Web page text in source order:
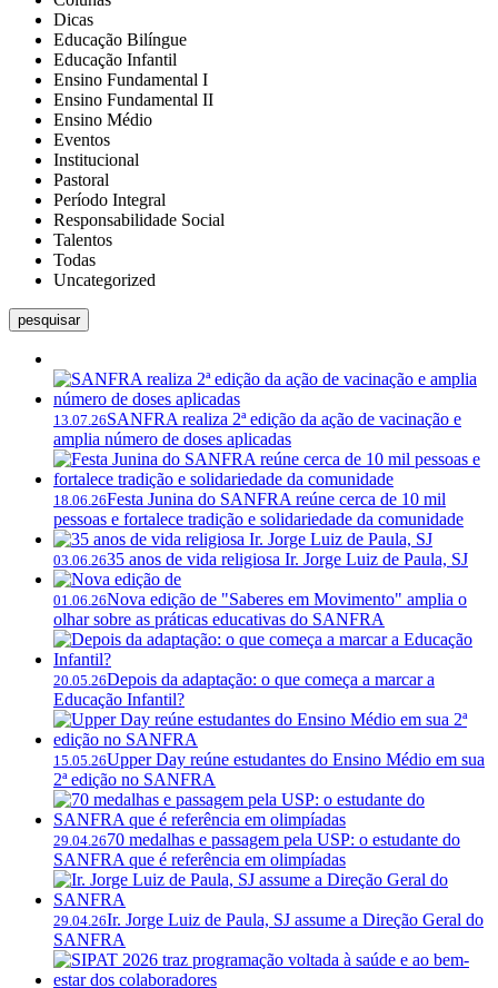
Dicas
Educação Bilíngue
Educação Infantil
Ensino Fundamental I
Ensino Fundamental II
Ensino Médio
Eventos
Institucional
Pastoral
Período Integral
Responsabilidade Social
Talentos
Todas
Uncategorized
pesquisar
13.07.26SANFRA realiza 2ª edição da ação de vacinação e
amplia número de doses aplicadas
18.06.26Festa Junina do SANFRA reúne cerca de 10 mil
pessoas e fortalece tradição e solidariedade da comunidade
03.06.2635 anos de vida religiosa Ir. Jorge Luiz de Paula, SJ
01.06.26Nova edição de "Saberes em Movimento" amplia o
olhar sobre as práticas educativas do SANFRA
20.05.26Depois da adaptação: o que começa a marcar a
Educação Infantil?
15.05.26Upper Day reúne estudantes do Ensino Médio em sua
2ª edição no SANFRA
29.04.2670 medalhas e passagem pela USP: o estudante do
SANFRA que é referência em olimpíadas
29.04.26Ir. Jorge Luiz de Paula, SJ assume a Direção Geral do
SANFRA